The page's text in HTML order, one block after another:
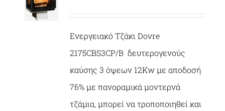
ΛΕΠΤΟΜΈΡΕΙΕΣ
Ενεργειακό Τζάκι Dovre
2175CBS3CP/B δευτερογενούς
καύσης 3 όψεων 12Kw με αποδοσή
76% με πανοραμικά μοντερνά
τζάμια, μπορεί να τροποποιηθεί και